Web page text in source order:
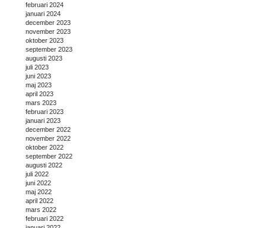
februari 2024
januari 2024
december 2023
november 2023
oktober 2023
september 2023
augusti 2023
juli 2023
juni 2023
maj 2023
april 2023
mars 2023
februari 2023
januari 2023
december 2022
november 2022
oktober 2022
september 2022
augusti 2022
juli 2022
juni 2022
maj 2022
april 2022
mars 2022
februari 2022